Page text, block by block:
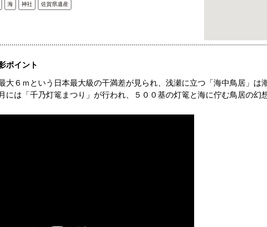
海 神社 佐賀県遺産
ポイント
大６ｍという日本最大級の干満差が見られ、浅瀬に立つ「海中鳥居」は
には「千乃灯篭まつり」が行われ、５００基の灯篭と海に佇む鳥居の幻